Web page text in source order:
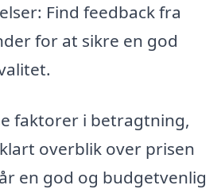
Find feedback fra
for at sikre en god
faktorer i betragtning,
overblik over prisen
en god og budgetvenlig